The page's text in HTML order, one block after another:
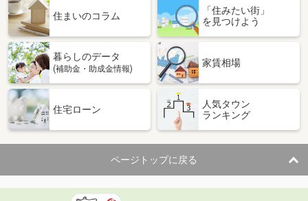
住まいのコラム
「住みたい街」
を見つけよう
暮らしのデータ
(補助金・助成金情報)
家賃相場
住宅ローン
人気タウン
ランキング
ページトップに戻る